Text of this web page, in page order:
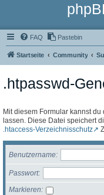
FAQ Pastebin
Startseite Community
.htpasswd-
Mit diesem Formular kannst
lassen. Diese Datei speichert
.htaccess-Verzeichnisschutz
Benutzername
Passwort
Markieren